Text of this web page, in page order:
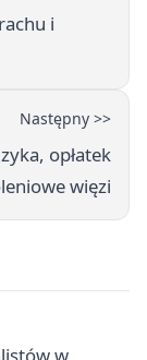
i
Następny >>
opłatek
więzi